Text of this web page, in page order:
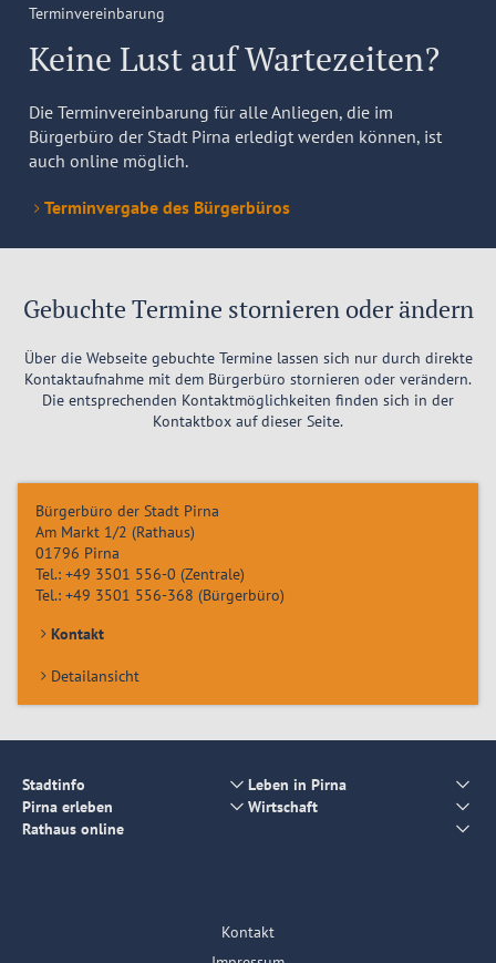
Terminvereinbarung
Keine Lust auf Wartezeiten?
Die Terminvereinbarung für alle Anliegen, die im
Bürgerbüro der Stadt Pirna erledigt werden können, ist
auch online möglich.
Terminvergabe des Bürgerbüros
Gebuchte Termine stornieren oder ändern
Über die Webseite gebuchte Termine lassen sich nur durch direkte
Kontaktaufnahme mit dem Bürgerbüro stornieren oder verändern.
Die entsprechenden Kontaktmöglichkeiten finden sich in der
Kontaktbox auf dieser Seite.
Bürgerbüro der Stadt Pirna
Am Markt 1/2 (Rathaus)
01796 Pirna
Tel.: +49 3501 556-0 (Zentrale)
Tel.: +49 3501 556-368 (Bürgerbüro)
Kontakt
Detailansicht
Stadtinfo
Leben in Pirna
Pirna erleben
Wirtschaft
Rathaus online
Kontakt